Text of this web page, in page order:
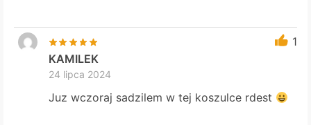
1
KAMILEK
24 lipca 2024
Juz wczoraj sadzilem w tej koszulce rdest